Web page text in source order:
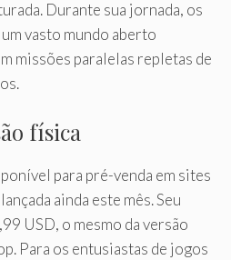
Durante sua jornada, os
vasto mundo aberto
missões paralelas repletas de
física
para pré-venda em sites
ainda este mês. Seu
USD, o mesmo da versão
Para os entusiastas de jogos